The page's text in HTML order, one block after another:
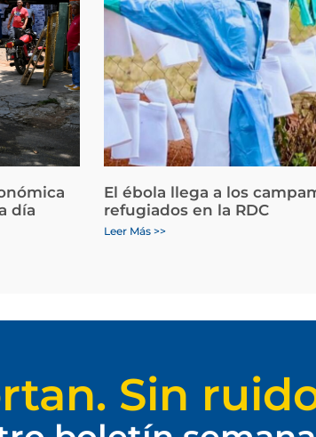
día
El ébola llega a los
refugiados en la RDC
Leer Más >>
Sin